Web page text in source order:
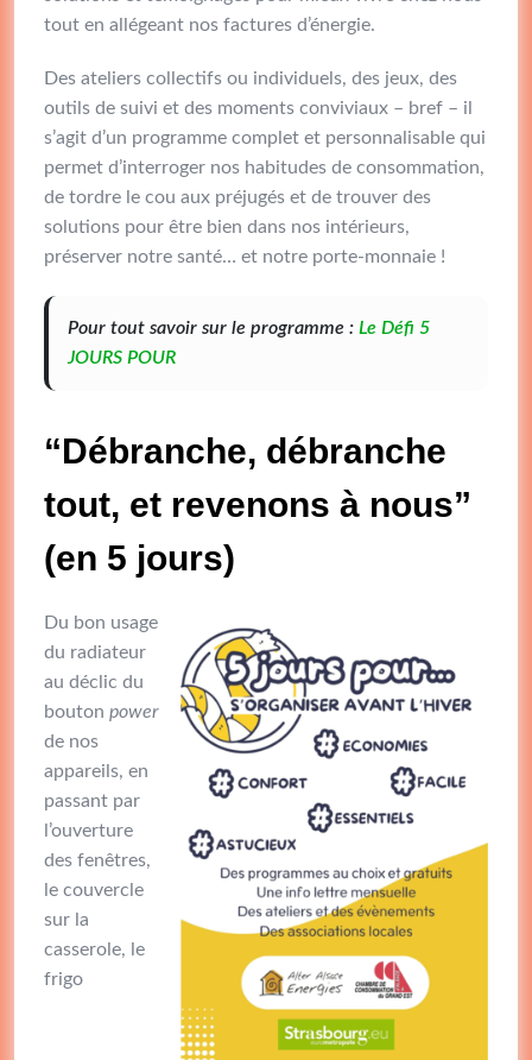
tout en allégeant nos factures d’énergie.
Des ateliers collectifs ou individuels, des jeux, des
outils de suivi et des moments conviviaux – bref – il
s’agit d’un programme complet et personnalisable qui
permet d’interroger nos habitudes de consommation,
de tordre le cou aux préjugés et de trouver des
solutions pour être bien dans nos intérieurs,
préserver notre santé… et notre porte-monnaie !
Pour tout savoir sur le programme : Le Défi 5
JOURS POUR
“Débranche, débranche
tout, et revenons à nous”
(en 5 jours)
Du bon usage
du radiateur
au déclic du
bouton power
de nos
appareils, en
passant par
l’ouverture
des fenêtres,
le couvercle
sur la
casserole, le
frigo